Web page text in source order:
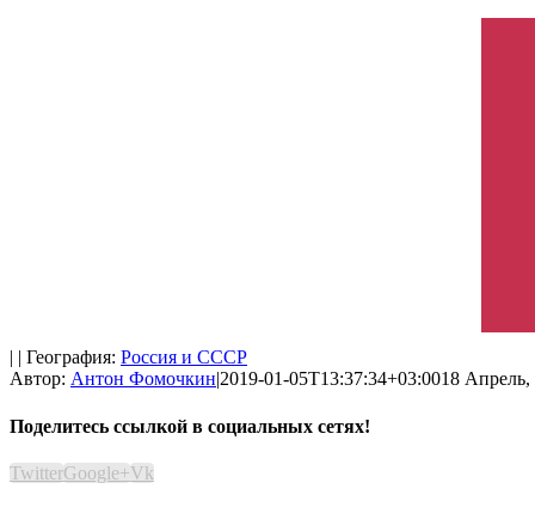
| | География: Россия и СССР
Автор: Антон Фомочкин|2019-01-05T13:37:34+03:0018 Апрель,
Поделитесь ссылкой в социальных сетях!
TwitterGoogle+Vk